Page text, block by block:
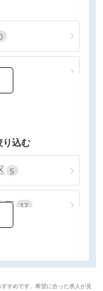
り込む
5
区 17
すめです。希望に合った求人が見